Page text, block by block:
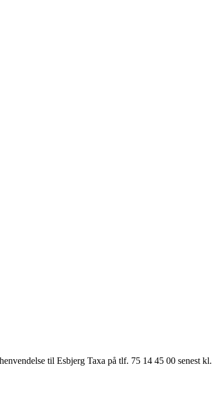
til Esbjerg Taxa på tlf. 75 14 45 00 senest kl.